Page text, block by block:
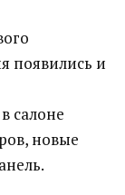
появились и
салоне
новые